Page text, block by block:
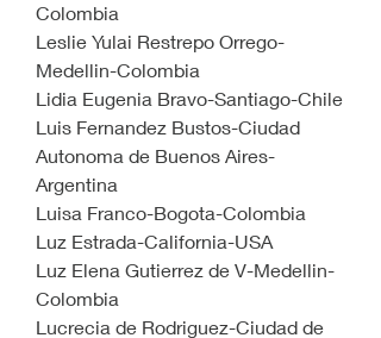
Colombia
Leslie Yulai Restrepo Orrego-
Medellin-Colombia
Lidia Eugenia Bravo-Santiago-Chile
Luis Fernandez Bustos-Ciudad
Autonoma de Buenos Aires-
Argentina
Luisa Franco-Bogota-Colombia
Luz Estrada-California-USA
Luz Elena Gutierrez de V-Medellin-
Colombia
Lucrecia de Rodriguez-Ciudad de